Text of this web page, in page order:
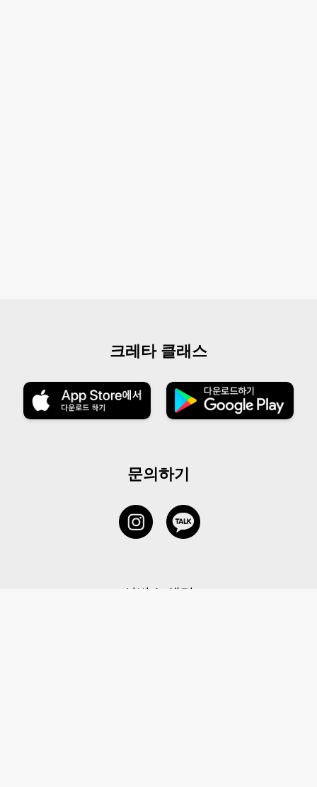
크레타 클래스
문의하기
서비스 센터